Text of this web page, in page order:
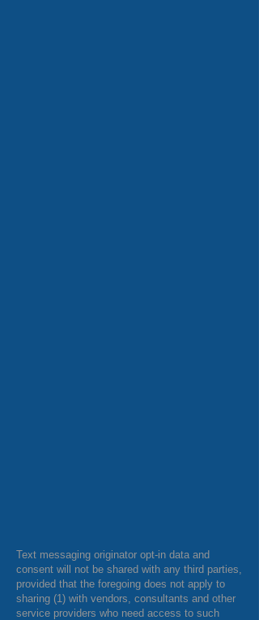
Text messaging originator opt-in data and
consent will not be shared with any third parties,
provided that the foregoing does not apply to
sharing (1) with vendors, consultants and other
service providers who need access to such